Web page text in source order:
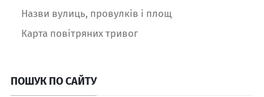
Назви вулиць, провулків і площ
Карта повітряних тривог
ПОШУК ПО САЙТУ